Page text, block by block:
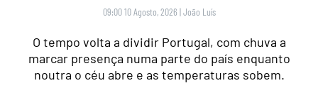
09:00 10 Agosto, 2026 |João Luís
O tempo volta a dividir Portugal, com chuva a
marcar presença numa parte do país enquanto
noutra o céu abre e as temperaturas sobem.